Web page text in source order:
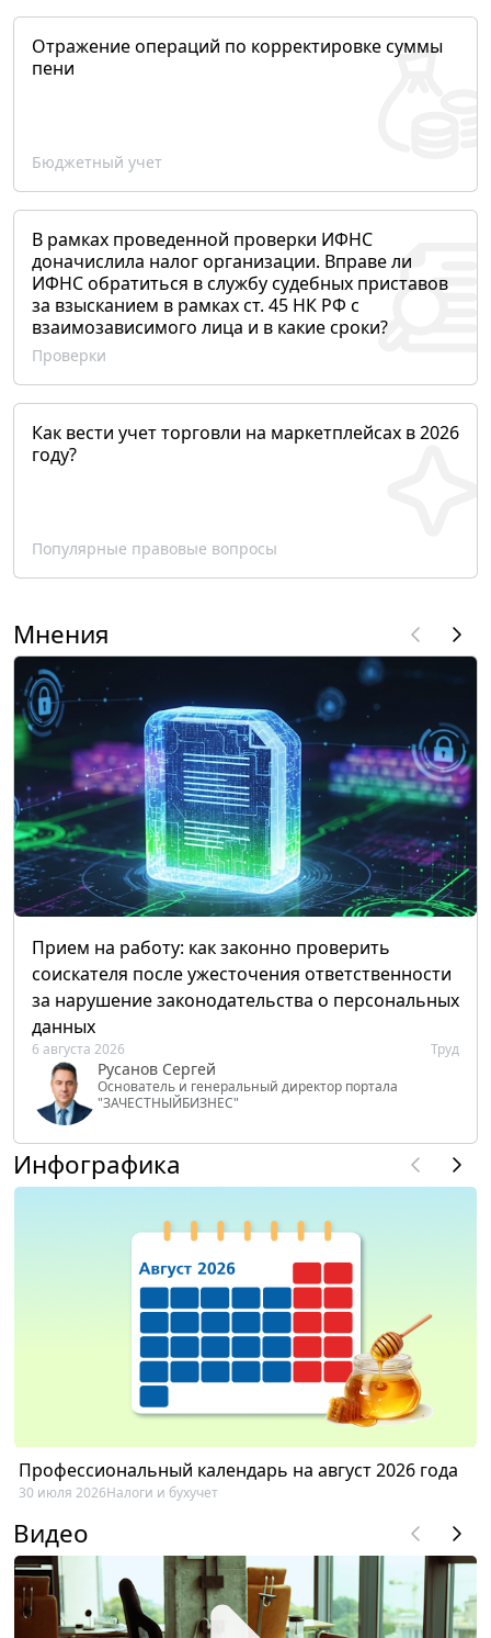
Отражение операций по корректировке суммы
пени
Бюджетный учет
В рамках проведенной проверки ИФНС
доначислила налог организации. Вправе ли
ИФНС обратиться в службу судебных приставов
за взысканием в рамках ст. 45 НК РФ с
взаимозависимого лица и в какие сроки?
Проверки
Как вести учет торговли на маркетплейсах в 2026
году?
Популярные правовые вопросы
Мнения
Прием на работу: как законно проверить
соискателя после ужесточения ответственности
за нарушение законодательства о персональных
данных
6 августа 2026 Труд
Русанов Сергей
Основатель и генеральный директор портала
"ЗАЧЕСТНЫЙБИЗНЕС"
Инфографика
Профессиональный календарь на август 2026 года
30 июля 2026Налоги и бухучет
Видео